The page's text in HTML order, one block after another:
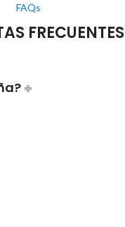
FAQs
FRECUENTES